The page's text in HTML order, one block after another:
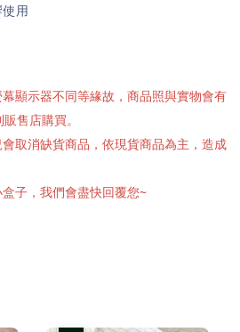
用
顯示器不同等緣故，商品照與實物會有
售店購買。
取消缺貨商品，依現貨商品為主，造成
子，我們會盡快回覆您~